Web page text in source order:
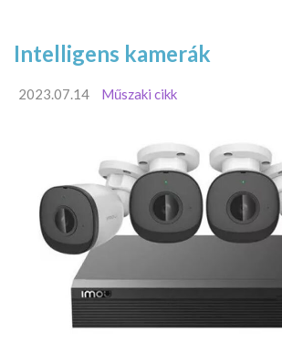
Intelligens kamerák
2023.07.14 Műszaki cikk